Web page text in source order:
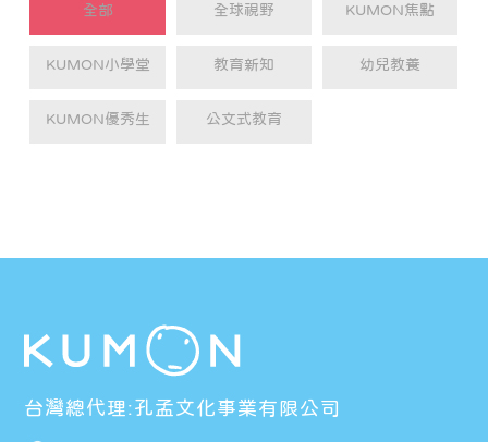
全部 全球視野 KUMON焦點
KUMON小學堂 教育新知 幼兒教養
KUMON優秀生 公文式教育
台灣總代理:孔孟文化事業有限公司